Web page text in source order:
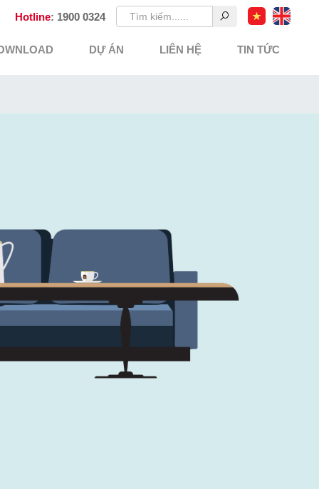
Hotline: 1900 0324
DỰ ÁN LIÊN HỆ TIN TỨC